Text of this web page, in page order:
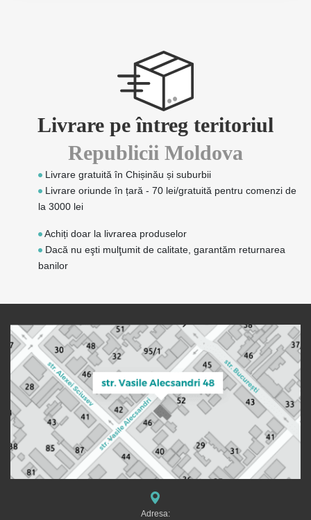
Livrare pe întreg teritoriul
Republicii Moldova
Livrare gratuită în Chișinău și suburbii
Livrare oriunde în țară - 70 lei/gratuită pentru comenzi de
la 3000 lei
Achiți doar la livrarea produselor
Dacă nu eşti mulţumit de calitate, garantăm returnarea
banilor
Adresa: